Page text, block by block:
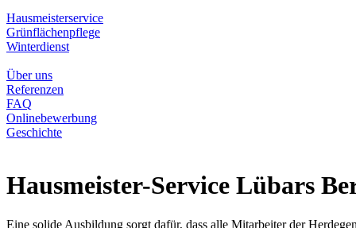
Hausmeisterservice
Grünflächenpflege
Winterdienst
Über uns
Referenzen
FAQ
Onlinebewerbung
Geschichte
Hausmeister-Service Lübars
Eine solide Ausbildung sorgt dafür, dass alle Mitarbeiter der